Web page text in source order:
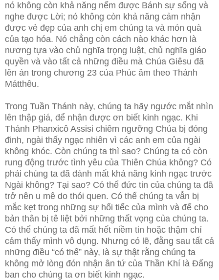
nó không còn khả năng nếm được Bánh sự sống và
nghe được Lời; nó không còn khả năng cảm nhận
được vẻ đẹp của anh chị em chúng ta và món quà
của tạo hóa. Nó chẳng còn cách nào khác hơn là
nương tựa vào chủ nghĩa trọng luật, chủ nghĩa giáo
quyền và vào tất cả những điều mà Chúa Giêsu đã
lên án trong chương 23 của Phúc âm theo Thánh
Mátthêu.
Trong Tuần Thánh này, chúng ta hãy ngước mắt nhìn
lên thập giá, để nhận được ơn biết kinh ngạc. Khi
Thánh Phanxicô Assisi chiêm ngưỡng Chúa bị đóng
đinh, ngài thấy ngạc nhiên vì các anh em của ngài
không khóc. Còn chúng ta thì sao? Chúng ta có còn
rung động trước tình yêu của Thiên Chúa không? Có
phải chúng ta đã đánh mất khả năng kinh ngạc trước
Ngài không? Tại sao? Có thể đức tin của chúng ta đã
trở nên u mê do thói quen. Có thể chúng ta vẫn bị
mắc kẹt trong những sự hối tiếc của mình và để cho
bản thân bị tê liệt bởi những thất vọng của chúng ta.
Có thể chúng ta đã mất hết niềm tin hoặc thậm chí
cảm thấy mình vô dụng. Nhưng có lẽ, đằng sau tất cả
những điều “có thể” này, là sự thật rằng chúng ta
không mở lòng đón nhận ân tứ của Thần Khí là Đấng
ban cho chúng ta ơn biết kinh ngạc.